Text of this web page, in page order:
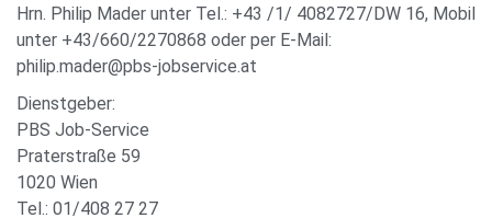
Hrn. Philip Mader unter Tel.: +43 /1/ 4082727/DW 16, Mobil
unter +43/660/2270868 oder per E-Mail:
philip.mader@pbs-jobservice.at
Dienstgeber:
PBS Job-Service
Praterstraße 59
1020 Wien
Tel.: 01/408 27 27